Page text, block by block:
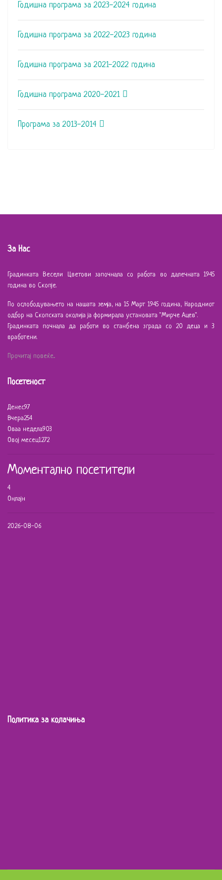
Годишна програма за 2023-2024 година
Годишна програма за 2022-2023 година
Годишна програма за 2021-2022 година
Годишна програма 2020-2021
Програма за 2013-2014
За Нас
Градинката Весели Цветови започнала со работа во далечната 1945
година во Скопје.
По ослободувањето на нашата земја, на 15 Март 1945 година, Народниот
одбор на Скопската околија ја формирала установата "Мирче Ацев".
Градинката почнала да работи во станбена зграда со 20 деца и 3
вработени.
Прочитај повеќе...
Посетеност
Денес97
Вчера254
Оваа недела903
Овој месец1272
Моментално посетители
4
Онлајн
2026-08-06
Политика за колачиња